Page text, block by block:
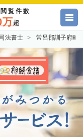
覧件数
万超
法書士 常呂郡訓子府